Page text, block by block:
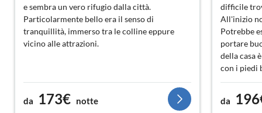
e sembra un vero rifugio dalla città.
Particolarmente bello era il senso di
tranquillità, immerso tra le colline eppure
vicino alle attrazioni.
da 173€ notte
difficile
All'inizio
Potrebbe
portare
della casa
con i piedi
diverse
un lago
affatto
da